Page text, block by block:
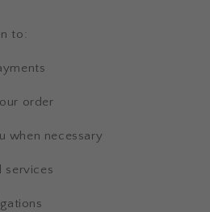
to:
order
when necessary
services